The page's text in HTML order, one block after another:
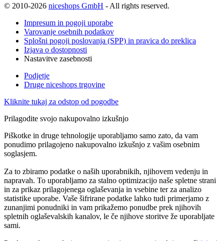
© 2010-2026 niceshops GmbH - All rights reserved.
Impresum in pogoji uporabe
Varovanje osebnih podatkov
Splošni pogoji poslovanja (SPP) in pravica do preklica
Izjava o dostopnosti
Nastavitve zasebnosti
Podjetje
Druge niceshops trgovine
Kliknite tukaj za odstop od pogodbe
Prilagodite svojo nakupovalno izkušnjo
Piškotke in druge tehnologije uporabljamo samo zato, da vam
ponudimo prilagojeno nakupovalno izkušnjo z vašim osebnim
soglasjem.
Za to zbiramo podatke o naših uporabnikih, njihovem vedenju in
napravah. To uporabljamo za stalno optimizacijo naše spletne strani
in za prikaz prilagojenega oglaševanja in vsebine ter za analizo
statistike uporabe. Vaše šifrirane podatke lahko tudi primerjamo z
zunanjimi ponudniki in vam prikažemo ponudbe prek njihovih
spletnih oglaševalskih kanalov, le če njihove storitve že uporabljate
sami.